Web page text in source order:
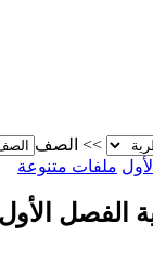
>> الصف
ملفات متنوعة
الأول ٢٠٢٢م